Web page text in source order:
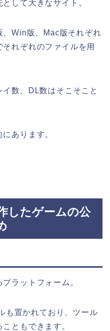
して大きなサイト。
Win版、Mac版それぞれ
れぞれのファイルを用
数、DL数はそこそこと
あります。
したゲームの公
ラットフォーム。
も置かれており、ツール
ともできます。